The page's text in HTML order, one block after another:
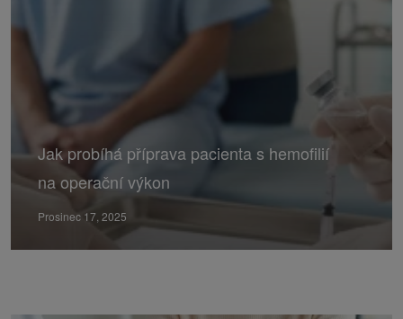
Jak probíhá příprava pacienta s hemofilií
na operační výkon
Prosinec 17, 2025